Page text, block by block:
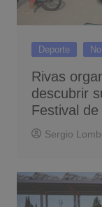
Deporte
Rivas
descubrir
Festival
Sergio